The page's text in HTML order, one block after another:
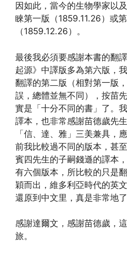
因如此，當今的生物學家以
睞第一版（1859.11.26）或
（1859.12.26）。
最後我必須要感謝本書的翻
起源》中譯版多為第六版，
翻譯的第二版（相對第一版
誤，總體並無不同），按苗
實是「十分不同的書」了。
譯本，也非常感謝苗德歲先
「信、達、雅」三美兼具，
前我比較過不同的版本，甚
賓四先生的子嗣錢遜的譯本
有六個版本，所比較的只是
穎而出，維多利亞時代的英
還原到中文里，真是非常地了
感謝達爾文，感謝苗德歲，
旅。